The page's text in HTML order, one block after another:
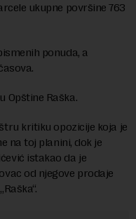
ukupne površine 763
ponuda, a
Opštine Raška.
kritiku opozicije koja je
na toj planini, dok je
istakao da je
od njegove prodaje